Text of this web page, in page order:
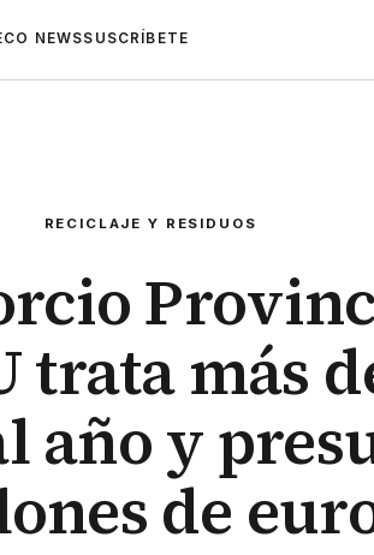
NEWSSUSCRÍBETE
RECICLAJE Y RESIDUOS
trata más
año y
de